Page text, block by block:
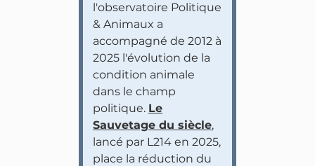
l'observatoire Politique
& Animaux a
accompagné de 2012 à
2025 l'évolution de la
condition animale
dans le champ
politique. Le
Sauvetage du siècle,
lancé par L214 en 2025,
place la réduction du